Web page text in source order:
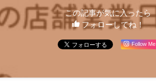
この記事が気に入ったら
フォローしてね！
Follow Me